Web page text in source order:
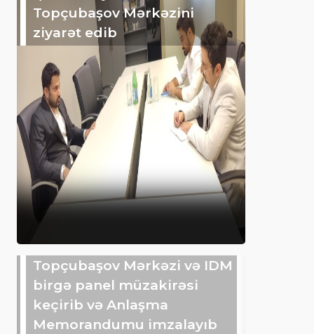
Topçubaşov Mərkəzini
ziyarət edib
Topçubaşov Mərkəzi və IDM
birgə panel müzakirəsi
keçirib və Anlaşma
Memorandumu imzalayıb